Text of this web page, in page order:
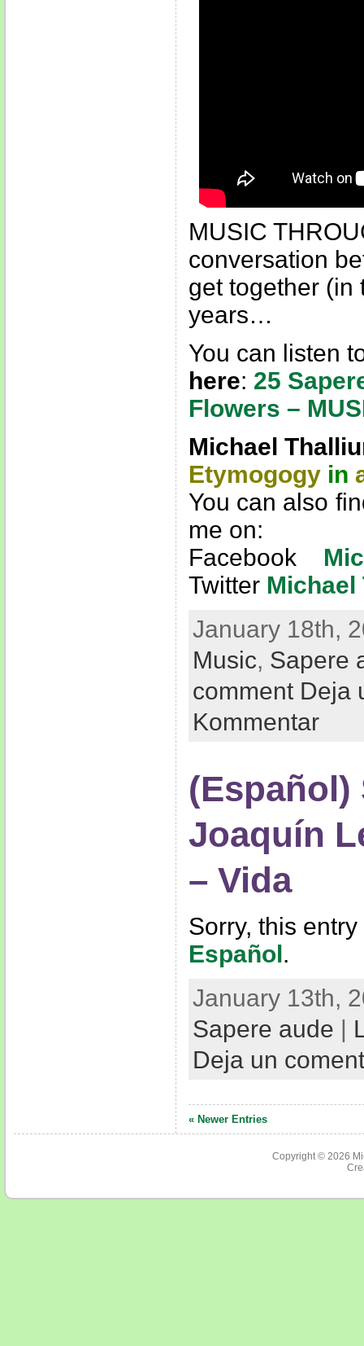
MUSIC
conversation
get together (in
years…
You can listen
here: 25
Flowers –
Michael
Etymogogy in
You can also
me on:
Facebook
Twitter Michael
January 18th,
Music, Sapere
comment Deja
Kommentar
(Español)
Joaquín
– Vida
Sorry, this
Español .
January 13th,
Sapere aude
Deja un
« Newer Entries
Copyright © 2026